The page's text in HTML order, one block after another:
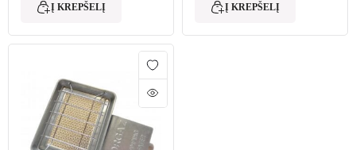
Į KREPŠELĮ Į KREPŠELĮ